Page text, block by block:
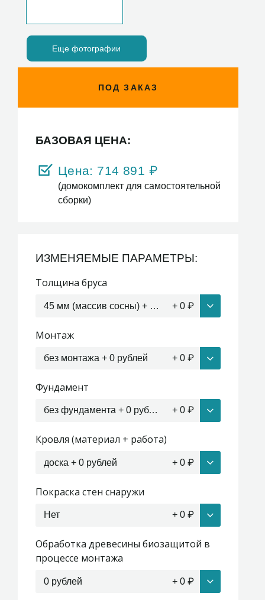
Еще фотографии
ПОД ЗАКАЗ
БАЗОВАЯ ЦЕНА:
Цена: 714 891 ₽
(домокомплект для самостоятельной
сборки)
ИЗМЕНЯЕМЫЕ ПАРАМЕТРЫ:
Толщина бруса
45 мм (массив сосны) + 0 рублей + 0 ₽
Монтаж
без монтажа + 0 рублей + 0 ₽
Фундамент
без фундамента + 0 рублей + 0 ₽
Кровля (материал + работа)
доска + 0 рублей + 0 ₽
Покраска стен снаружи
Нет + 0 ₽
Обработка древесины биозащитой в
процессе монтажа
0 рублей + 0 ₽